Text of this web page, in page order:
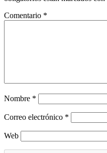
Comentario *
Nombre *
Correo electrónico *
Web